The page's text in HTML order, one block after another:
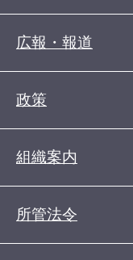
広報・報道
政策
組織案内
所管法令